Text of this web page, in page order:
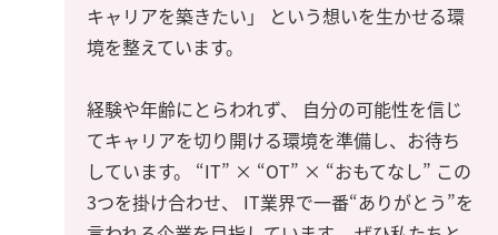
キャリアを築きたい」 という想いを生かせる環
境を整えています。
経験や年齢にとらわれず、 自分の可能性を信じ
てキャリアを切り開ける環境を準備し、お待ち
しています。 “IT” × “OT” × “おもてなし” この
3つを掛け合わせ、 IT業界で一番“ありがとう”を